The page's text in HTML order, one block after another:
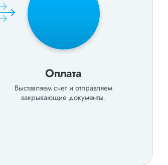
Оплата
Выставляем счет и отправляем
закрывающие документы.